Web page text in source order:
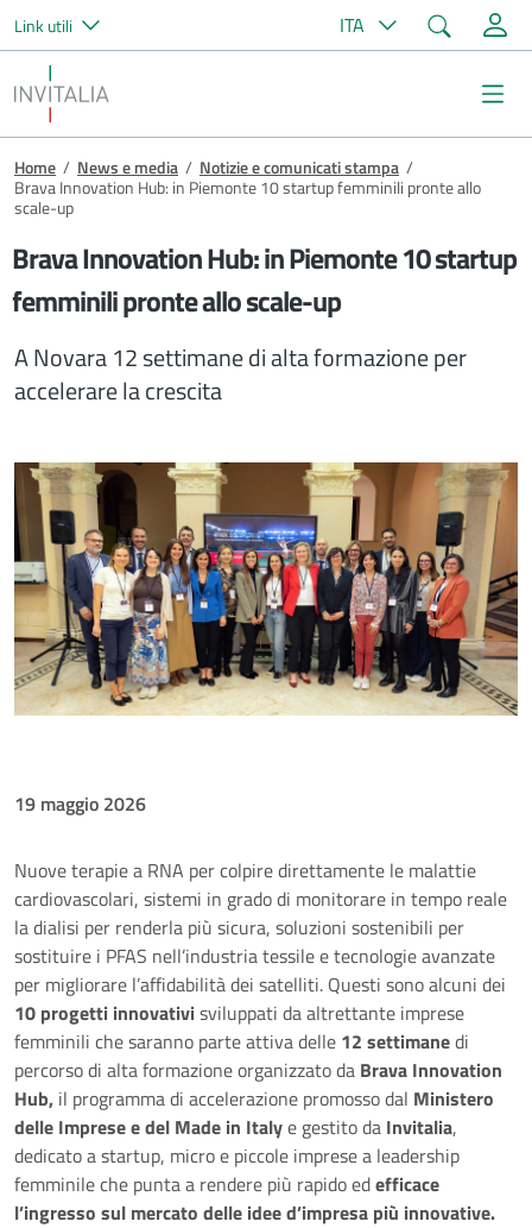
Salta al contenuto principale
Link utili ITA Cerca
Invitalia
Briciole di pane
Home / News e media / Notizie e comunicati stampa /
Brava Innovation Hub: in Piemonte 10 startup femminili pronte allo
scale-up
Brava Innovation Hub: in Piemonte 10 startup
femminili pronte allo scale-up
A Novara 12 settimane di alta formazione per
accelerare la crescita
19 maggio 2026
Nuove terapie a RNA per colpire direttamente le malattie
cardiovascolari, sistemi in grado di monitorare in tempo reale
la dialisi per renderla più sicura, soluzioni sostenibili per
sostituire i PFAS nell’industria tessile e tecnologie avanzate
per migliorare l’affidabilità dei satelliti. Questi sono alcuni dei
10 progetti innovativisviluppati da altrettante imprese
femminili che saranno parte attiva delle 12 settimanedi
percorso di alta formazione organizzato da Brava Innovation
Hub, il programma di accelerazione promosso dal Ministero
delle Imprese e del Made in Italye gestito da Invitalia,
dedicato a startup, micro e piccole imprese a leadership
femminile che punta a rendere più rapido edefficace
l’ingresso sul mercato delle idee d’impresa più innovative.